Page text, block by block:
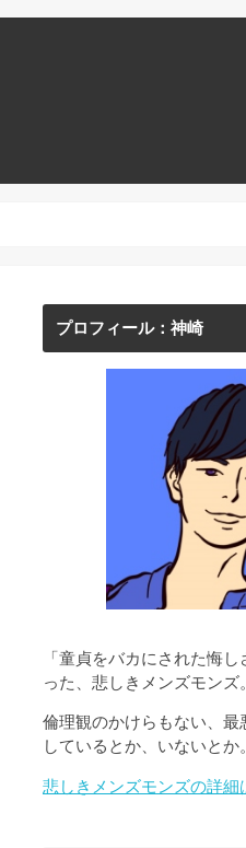
プロフィール：神崎
「童貞をバカにされた悔
った、悲しきメンズモンズ。
倫理観のかけらもない、最
しているとか、いないとか。
悲しきメンズモンズの詳細